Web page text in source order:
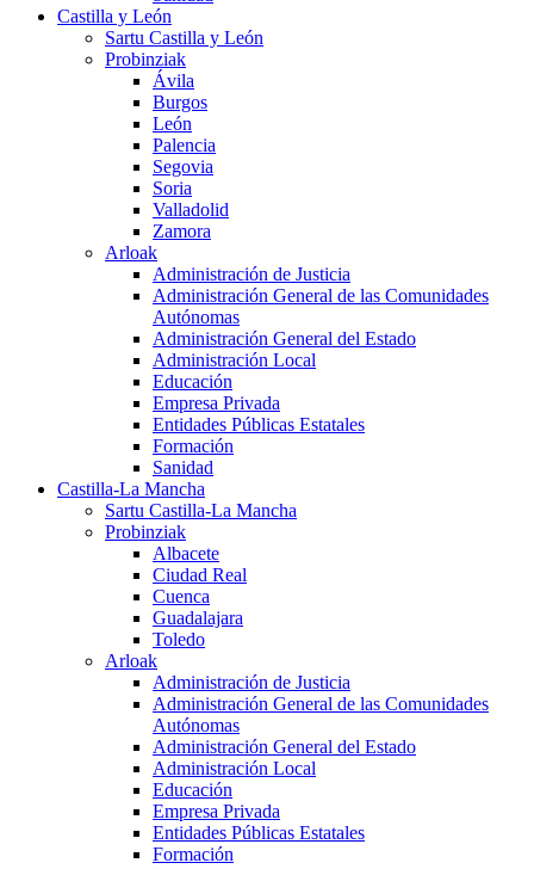
Castilla y León
Sartu Castilla y León
Probinziak
Ávila
Burgos
León
Palencia
Segovia
Soria
Valladolid
Zamora
Arloak
Administración de Justicia
Administración General de las Comunidades
Autónomas
Administración General del Estado
Administración Local
Educación
Empresa Privada
Entidades Públicas Estatales
Formación
Sanidad
Castilla-La Mancha
Sartu Castilla-La Mancha
Probinziak
Albacete
Ciudad Real
Cuenca
Guadalajara
Toledo
Arloak
Administración de Justicia
Administración General de las Comunidades
Autónomas
Administración General del Estado
Administración Local
Educación
Empresa Privada
Entidades Públicas Estatales
Formación